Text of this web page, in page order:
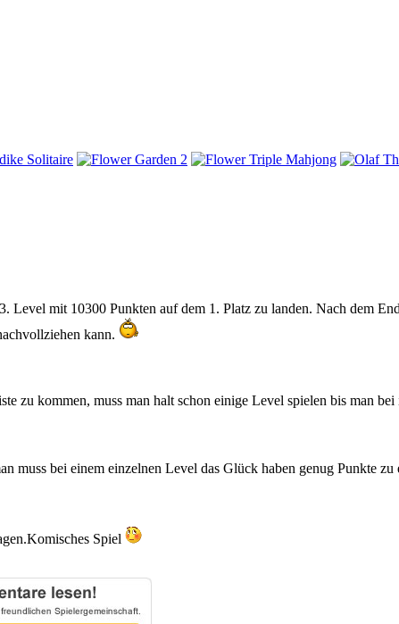
mit 10300 Punkten auf dem 1. Platz zu landen. Nach dem
kann.
zu kommen, muss man halt schon einige Level spielen bis man
muss bei einem einzelnen Level das Glück haben genug Punkte
Spiel